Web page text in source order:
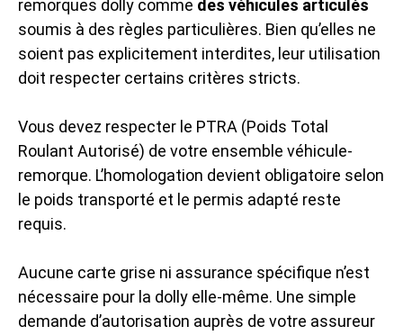
remorques dolly comme des véhicules articulés
soumis à des règles particulières. Bien qu’elles ne
soient pas explicitement interdites, leur utilisation
doit respecter certains critères stricts.
Vous devez respecter le PTRA (Poids Total
Roulant Autorisé) de votre ensemble véhicule-
remorque. L’homologation devient obligatoire selon
le poids transporté et le permis adapté reste
requis.
Aucune carte grise ni assurance spécifique n’est
nécessaire pour la dolly elle-même. Une simple
demande d’autorisation auprès de votre assureur